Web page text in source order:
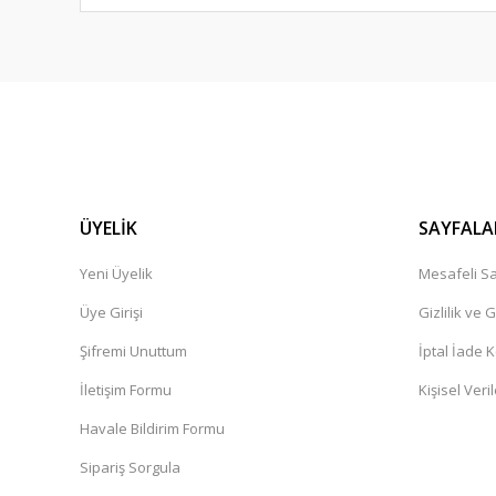
ÜYELİK
Yeni Üyelik
Üye Girişi
Şifremi Unuttum
İletişim Formu
Havale Bildirim Formu
Sipariş Sorgula
Mesafeli
Gizlilik ve
İptal İade
Kişisel